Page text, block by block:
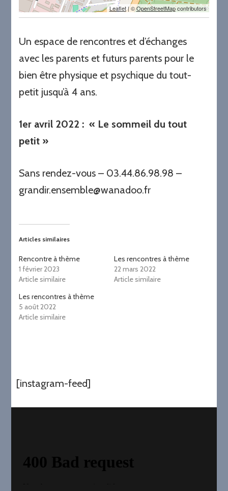
Leaflet| ©OpenStreetMapcontributors
Un espace de rencontres et d’échanges
avec les parents et futurs parents pour le
bien être physique et psychique du tout-
petit jusqu’à 4 ans.
1er avril 2022 : « Le sommeil du tout
petit »
Sans rendez-vous – 03.44.86.98.98 –
grandir.ensemble@wanadoo.fr
Articles similaires
Rencontre à thème
1 février 2023
Article similaire
Les rencontres à thème
22 mars 2022
Article similaire
Les rencontres à thème
5 août 2022
Article similaire
[instagram-feed]